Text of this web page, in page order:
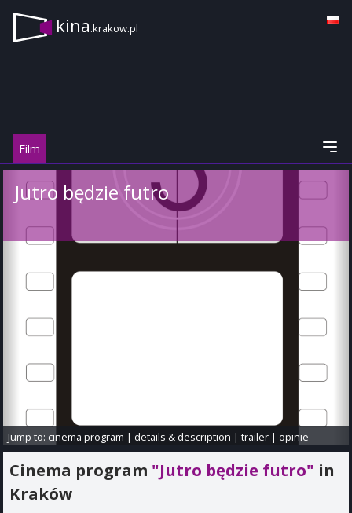
kina.krakow.pl
Film
Jutro będzie futro
Jump to: cinema program |details & description |trailer |opinie
Cinema program "Jutro będzie futro" in
Kraków